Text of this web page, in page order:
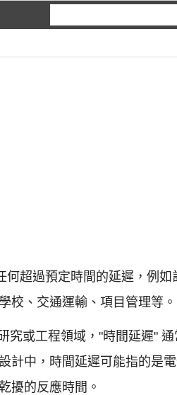
何超過預定時間的延遲，例如
校、交通運輸、項目管理等。
究或工程領域，"時間延遲" 通
計中，時間延遲可能指的是
擾的反應時間。